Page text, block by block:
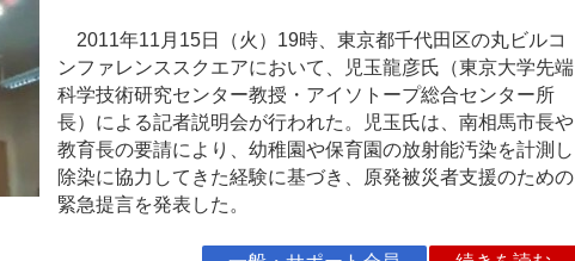
2011年11月15日（火）19時、東京都千代田区の丸ビルコ
ンファレンススクエアにおいて、児玉龍彦氏（東京大学先端
科学技術研究センター教授・アイソトープ総合センター所
長）による記者説明会が行われた。児玉氏は、南相馬市長や
教育長の要請により、幼稚園や保育園の放射能汚染を計測し
除染に協力してきた経験に基づき、原発被災者支援のための
緊急提言を発表した。